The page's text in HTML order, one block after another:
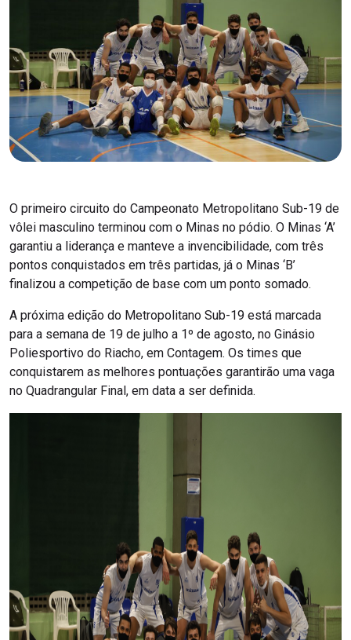
O primeiro circuito do Campeonato Metropolitano Sub-19 de
vôlei masculino terminou com o Minas no pódio. O Minas ‘A’
garantiu a liderança e manteve a invencibilidade, com três
pontos conquistados em três partidas, já o Minas ‘B’
finalizou a competição de base com um ponto somado.
A próxima edição do Metropolitano Sub-19 está marcada
para a semana de 19 de julho a 1º de agosto, no Ginásio
Poliesportivo do Riacho, em Contagem. Os times que
conquistarem as melhores pontuações garantirão uma vaga
no Quadrangular Final, em data a ser definida.